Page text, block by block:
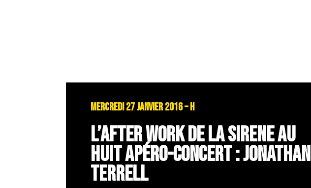
MERCREDI 27 JANVIER 2016 – H
L’AFTER WORK DE LA SIRENE AU
HUIT APÉRO-CONCERT : JONATHAN
TERRELL